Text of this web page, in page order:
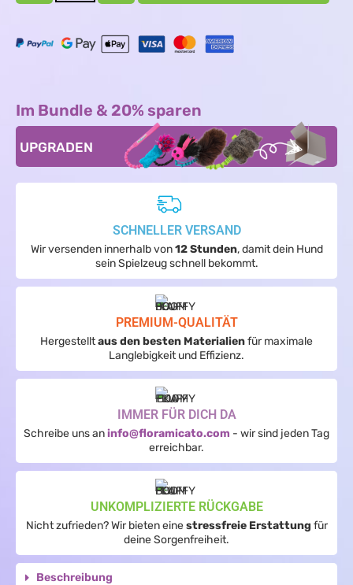
Im Bundle & 20% sparen
UPGRADEN
SCHNELLER VERSAND
Wir versenden innerhalb von12 Stunden, damit dein Hund
sein Spielzeug schnell bekommt.
PREMIUM-QUALITÄT
Hergestelltaus den besten Materialienfür maximale
Langlebigkeit und Effizienz.
IMMER FÜR DICH DA
Schreibe uns aninfo@floramicato.com - wir sind jeden Tag
erreichbar.
UNKOMPLIZIERTE RÜCKGABE
Nicht zufrieden? Wir bieten einestressfreie Erstattung für
deine Sorgenfreiheit.
Beschreibung